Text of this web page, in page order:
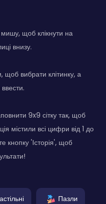
щоб клікнути на
внизу.
щоб вибрати клітинку, а
9x9 сітку так, щоб
містили всі цифри від 1 до
кнопку 'Історія', щоб
Пазли